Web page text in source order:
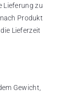
Lieferung zu
Produkt
Lieferzeit
Gewicht,